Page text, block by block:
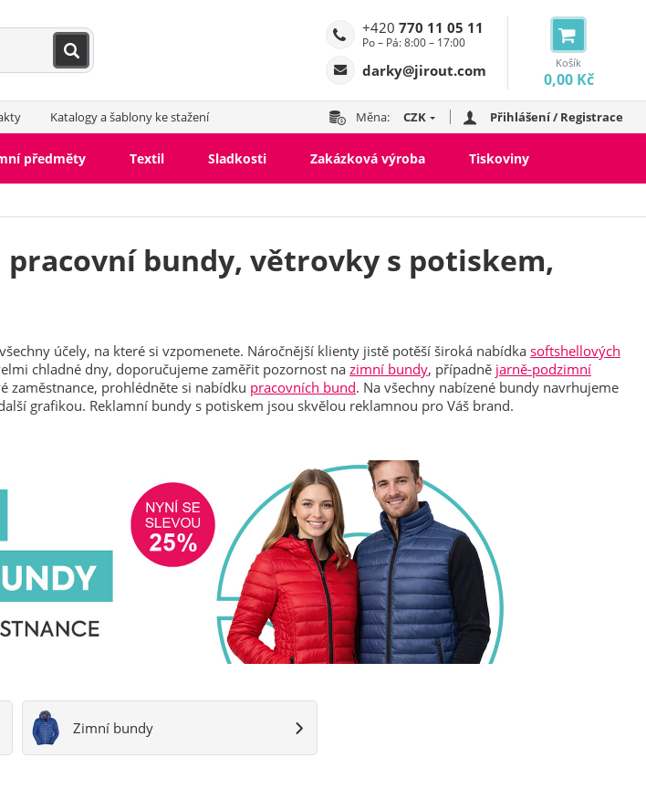
Košík
0,00 Kč
+420 770 11 05 11
Po – Pá: 8:00 – 17:00
darky@jirout.com
Katalogy a šablony ke stažení Měna: CZK Přihlášení / Registrace
předměty Textil
Zimní bundy
Sladkosti Zakázková výroba Tiskoviny
pracovní bundy, větrovky s potiskem,
účely, na které si vzpomenete. Náročnější klienty jistě potěší široká nabídka softshellových
chladné dny, doporučujeme zaměřit pozornost na zimní bundy, případně jarně-podzimní
zaměstnance, prohlédněte si nabídku pracovních bund. Na všechny nabízené bundy navrhujeme
grafikou. Reklamní bundy s potiskem jsou skvělou reklamnou pro Váš brand.
Zimní bundy